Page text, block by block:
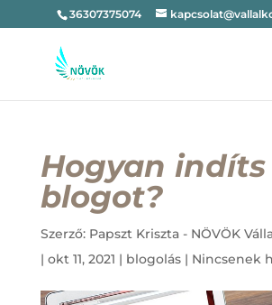
36307375074
Hogyan indíts
blogot?
Szerző: Papszt Kriszta - NÖVÖK
| okt 11, 2021 | blogolás| Nincsenek